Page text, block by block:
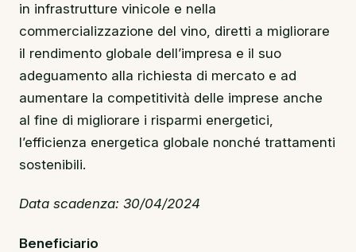
in infrastrutture vinicole e nella
commercializzazione del vino, diretti a migliorare
il rendimento globale dell’impresa e il suo
adeguamento alla richiesta di mercato e ad
aumentare la competitività delle imprese anche
al fine di migliorare i risparmi energetici,
l’efficienza energetica globale nonché trattamenti
sostenibili.
Data scadenza: 30/04/2024
Beneficiario